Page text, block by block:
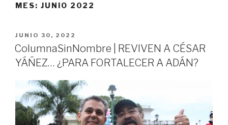
MES: JUNIO 2022
PUBLICADO
EN
JUNIO 30, 2022
ColumnaSinNombre | REVIVEN A CÉSAR
YÁÑEZ… ¿PARA FORTALECER A ADÁN?